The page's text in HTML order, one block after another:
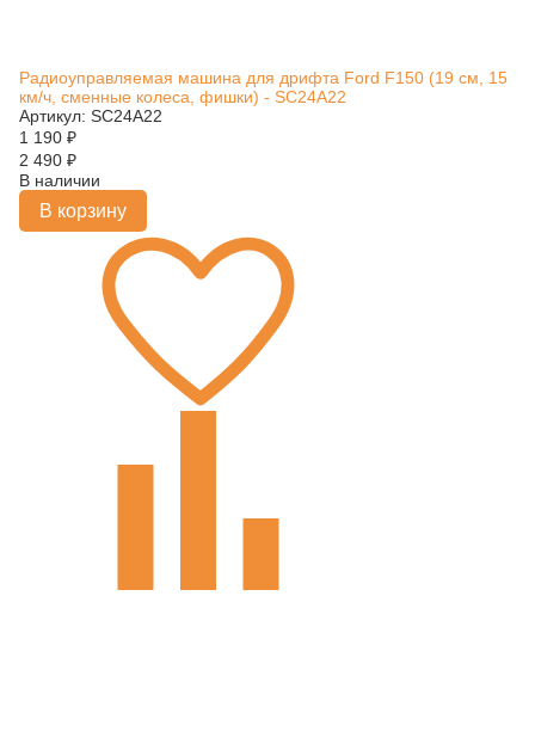
Радиоуправляемая машина для дрифта Ford F150 (19 см, 15
км/ч, сменные колеса, фишки) - SC24A22
Артикул: SC24A22
1 190 ₽
2 490 ₽
В наличии
В корзину